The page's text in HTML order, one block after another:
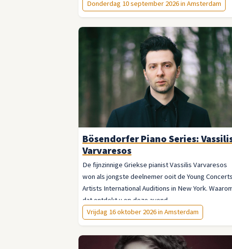
Donderdag 10 september 2026 in Amsterdam
Bösendorfer Piano Series:
Varvaresos
De fijnzinnige Griekse pianist Vassilis Varvaresos
won als jongste deelnemer ooit de Young Concerts
Artists International Auditions in New York.
dat ontdekt u op deze avond.
Vrijdag 16 oktober 2026 in Amsterdam